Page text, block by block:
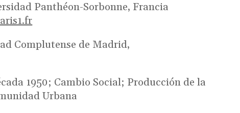
Panthéon-Sorbonne, Francia
Complutense de Madrid,
1950; Cambio Social; Producción de la
Urbana